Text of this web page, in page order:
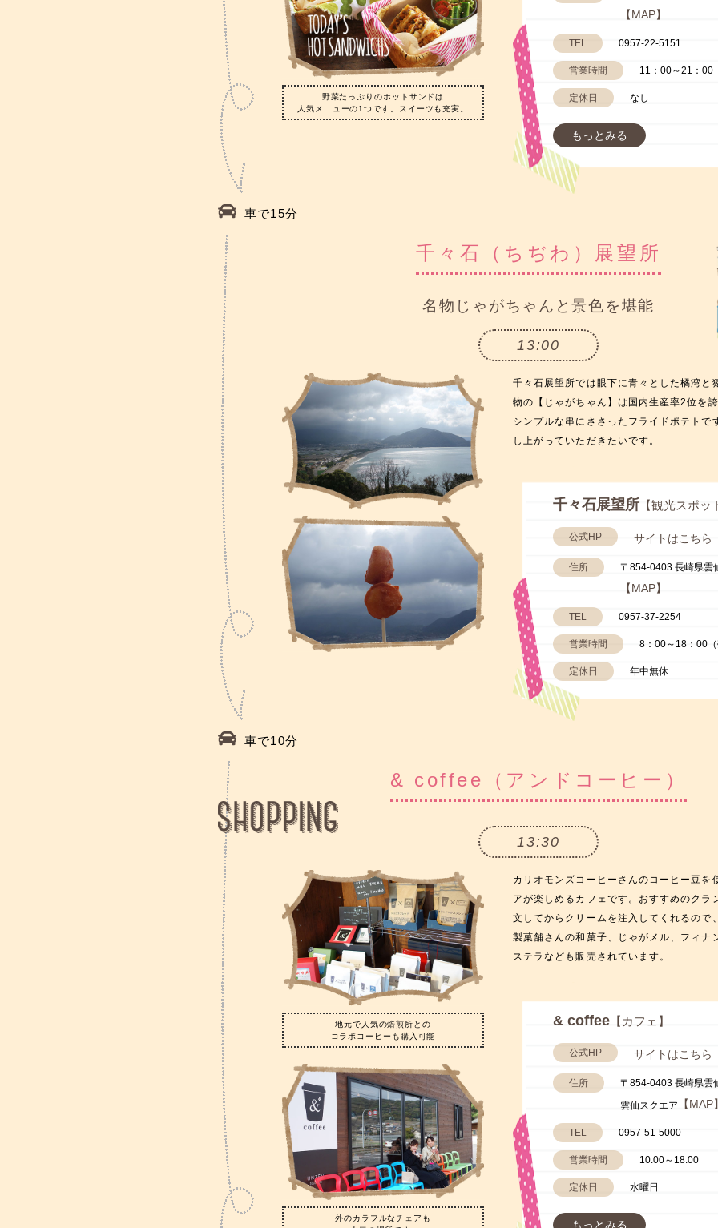
野菜たっぷりのホットサンドは
人気メニューの1つです。スイーツも充実。
【MAP】
TEL 0957-22-5151
営業時間 11：00～21：00
定休日 なし
もっとみる
車で15分
千々石（ちぢわ）展望所
名物じゃがちゃんと景色を堪能
13:00
千々石展望所では眼下に青々とした橘湾と
物の【じゃがちゃん】は国内生産率2位を
シンプルな串にささったフライドポテトで
し上がっていただきたいです。
千々石展望所 【観光スポッ
公式HP サイトはこちら
住所 〒854-0403 長崎県雲
【MAP】
TEL 0957-37-2254
営業時間 8：00～18：00
定休日 年中無休
車で10分
& coffee （アンドコーヒー）
13:30
地元で人気の焙煎所との
コラボコーヒーも購入可能
外のカラフルなチェアも
カリオモンズコーヒーさんのコーヒー豆を
アが楽しめるカフェです。おすすめのク
文してからクリームを注入してくれるので
製菓舗さんの和菓子、じゃがメル、フィナ
ステラなども販売されています。
& coffee 【カフェ】
公式HP サイトはこちら
住所
〒854-0403 長崎県雲
雲仙スクエア
【MAP
TEL 0957-51-5000
営業時間 10:00～18:00
定休日 水曜日
もっとみる